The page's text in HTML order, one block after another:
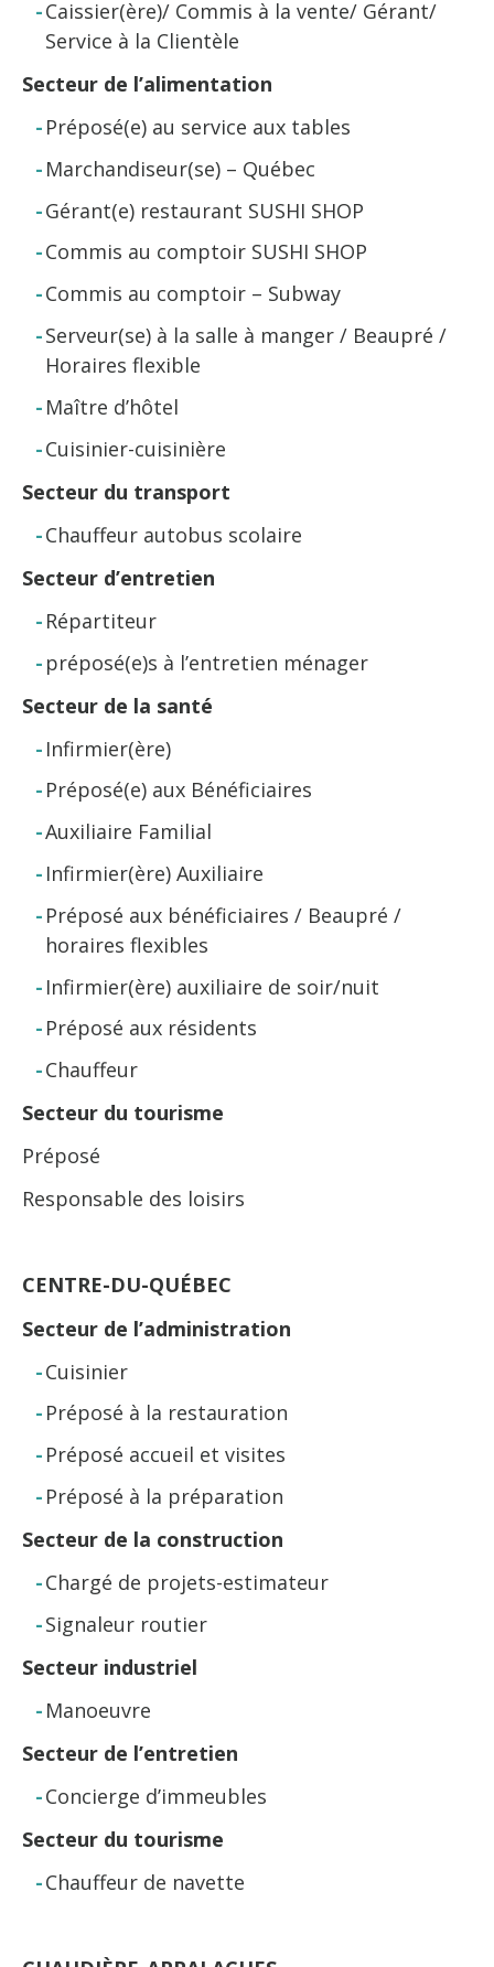
Caissier(ère)/ Commis à la vente/ Gérant/
Service à la Clientèle
Secteur de l’alimentation
Préposé(e) au service aux tables
Marchandiseur(se) – Québec
Gérant(e) restaurant SUSHI SHOP
Commis au comptoir SUSHI SHOP
Commis au comptoir – Subway
Serveur(se) à la salle à manger / Beaupré /
Horaires flexible
Maître d’hôtel
Cuisinier-cuisinière
Secteur du transport
Chauffeur autobus scolaire
Secteur d’entretien
Répartiteur
préposé(e)s à l’entretien ménager
Secteur de la santé
Infirmier(ère)
Préposé(e) aux Bénéficiaires
Auxiliaire Familial
Infirmier(ère) Auxiliaire
Préposé aux bénéficiaires / Beaupré /
horaires flexibles
Infirmier(ère) auxiliaire de soir/nuit
Préposé aux résidents
Chauffeur
Secteur du tourisme
Préposé
Responsable des loisirs
CENTRE-DU-QUÉBEC
Secteur de l’administration
Cuisinier
Préposé à la restauration
Préposé accueil et visites
Préposé à la préparation
Secteur de la construction
Chargé de projets-estimateur
Signaleur routier
Secteur industriel
Manoeuvre
Secteur de l’entretien
Concierge d’immeubles
Secteur du tourisme
Chauffeur de navette